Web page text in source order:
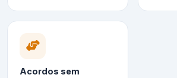
Acordos sem